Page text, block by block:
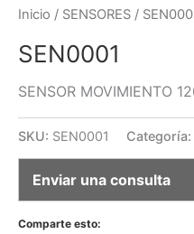
Inicio / SENSORES /
SEN0001
SENSOR MOVIMIENTO
SKU: SEN0001 Categoría:
Enviar una consulta
Comparte esto: